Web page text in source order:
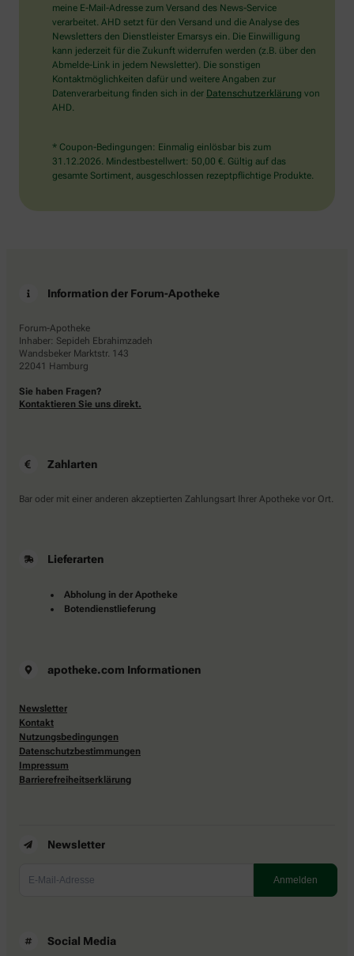
Sie
bitte
das
Haus.
meine E-Mail-Adresse zum Versand des News-Service
verarbeitet. AHD setzt für den Versand und die Analyse des
Newsletters den Dienstleister Emarsys ein. Die Einwilligung
kann jederzeit für die Zukunft widerrufen werden (z.B. über den
Abmelde-Link in jedem Newsletter). Die sonstigen
Kontaktmöglichkeiten dafür und weitere Angaben zur
Datenverarbeitung finden sich in der Datenschutzerklärung von
AHD.
* Coupon-Bedingungen: Einmalig einlösbar bis zum
31.12.2026. Mindestbestellwert: 50,00 €. Gültig auf das
gesamte Sortiment, ausgeschlossen rezeptpflichtige Produkte.
Information der Forum-Apotheke
Forum-Apotheke
Inhaber: Sepideh Ebrahimzadeh
Wandsbeker Marktstr. 143
22041 Hamburg
Sie haben Fragen?
Kontaktieren Sie uns direkt.
Zahlarten
Bar oder mit einer anderen akzeptierten Zahlungsart Ihrer Apotheke vor Ort.
Lieferarten
Abholung in der Apotheke
Botendienstlieferung
apotheke.com Informationen
Newsletter
Kontakt
Nutzungsbedingungen
Datenschutzbestimmungen
Impressum
Barrierefreiheitserklärung
Newsletter
Social Media